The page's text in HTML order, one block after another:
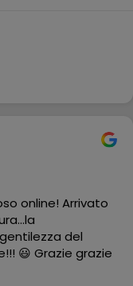
online! Arrivato
del
😃 Grazie grazie